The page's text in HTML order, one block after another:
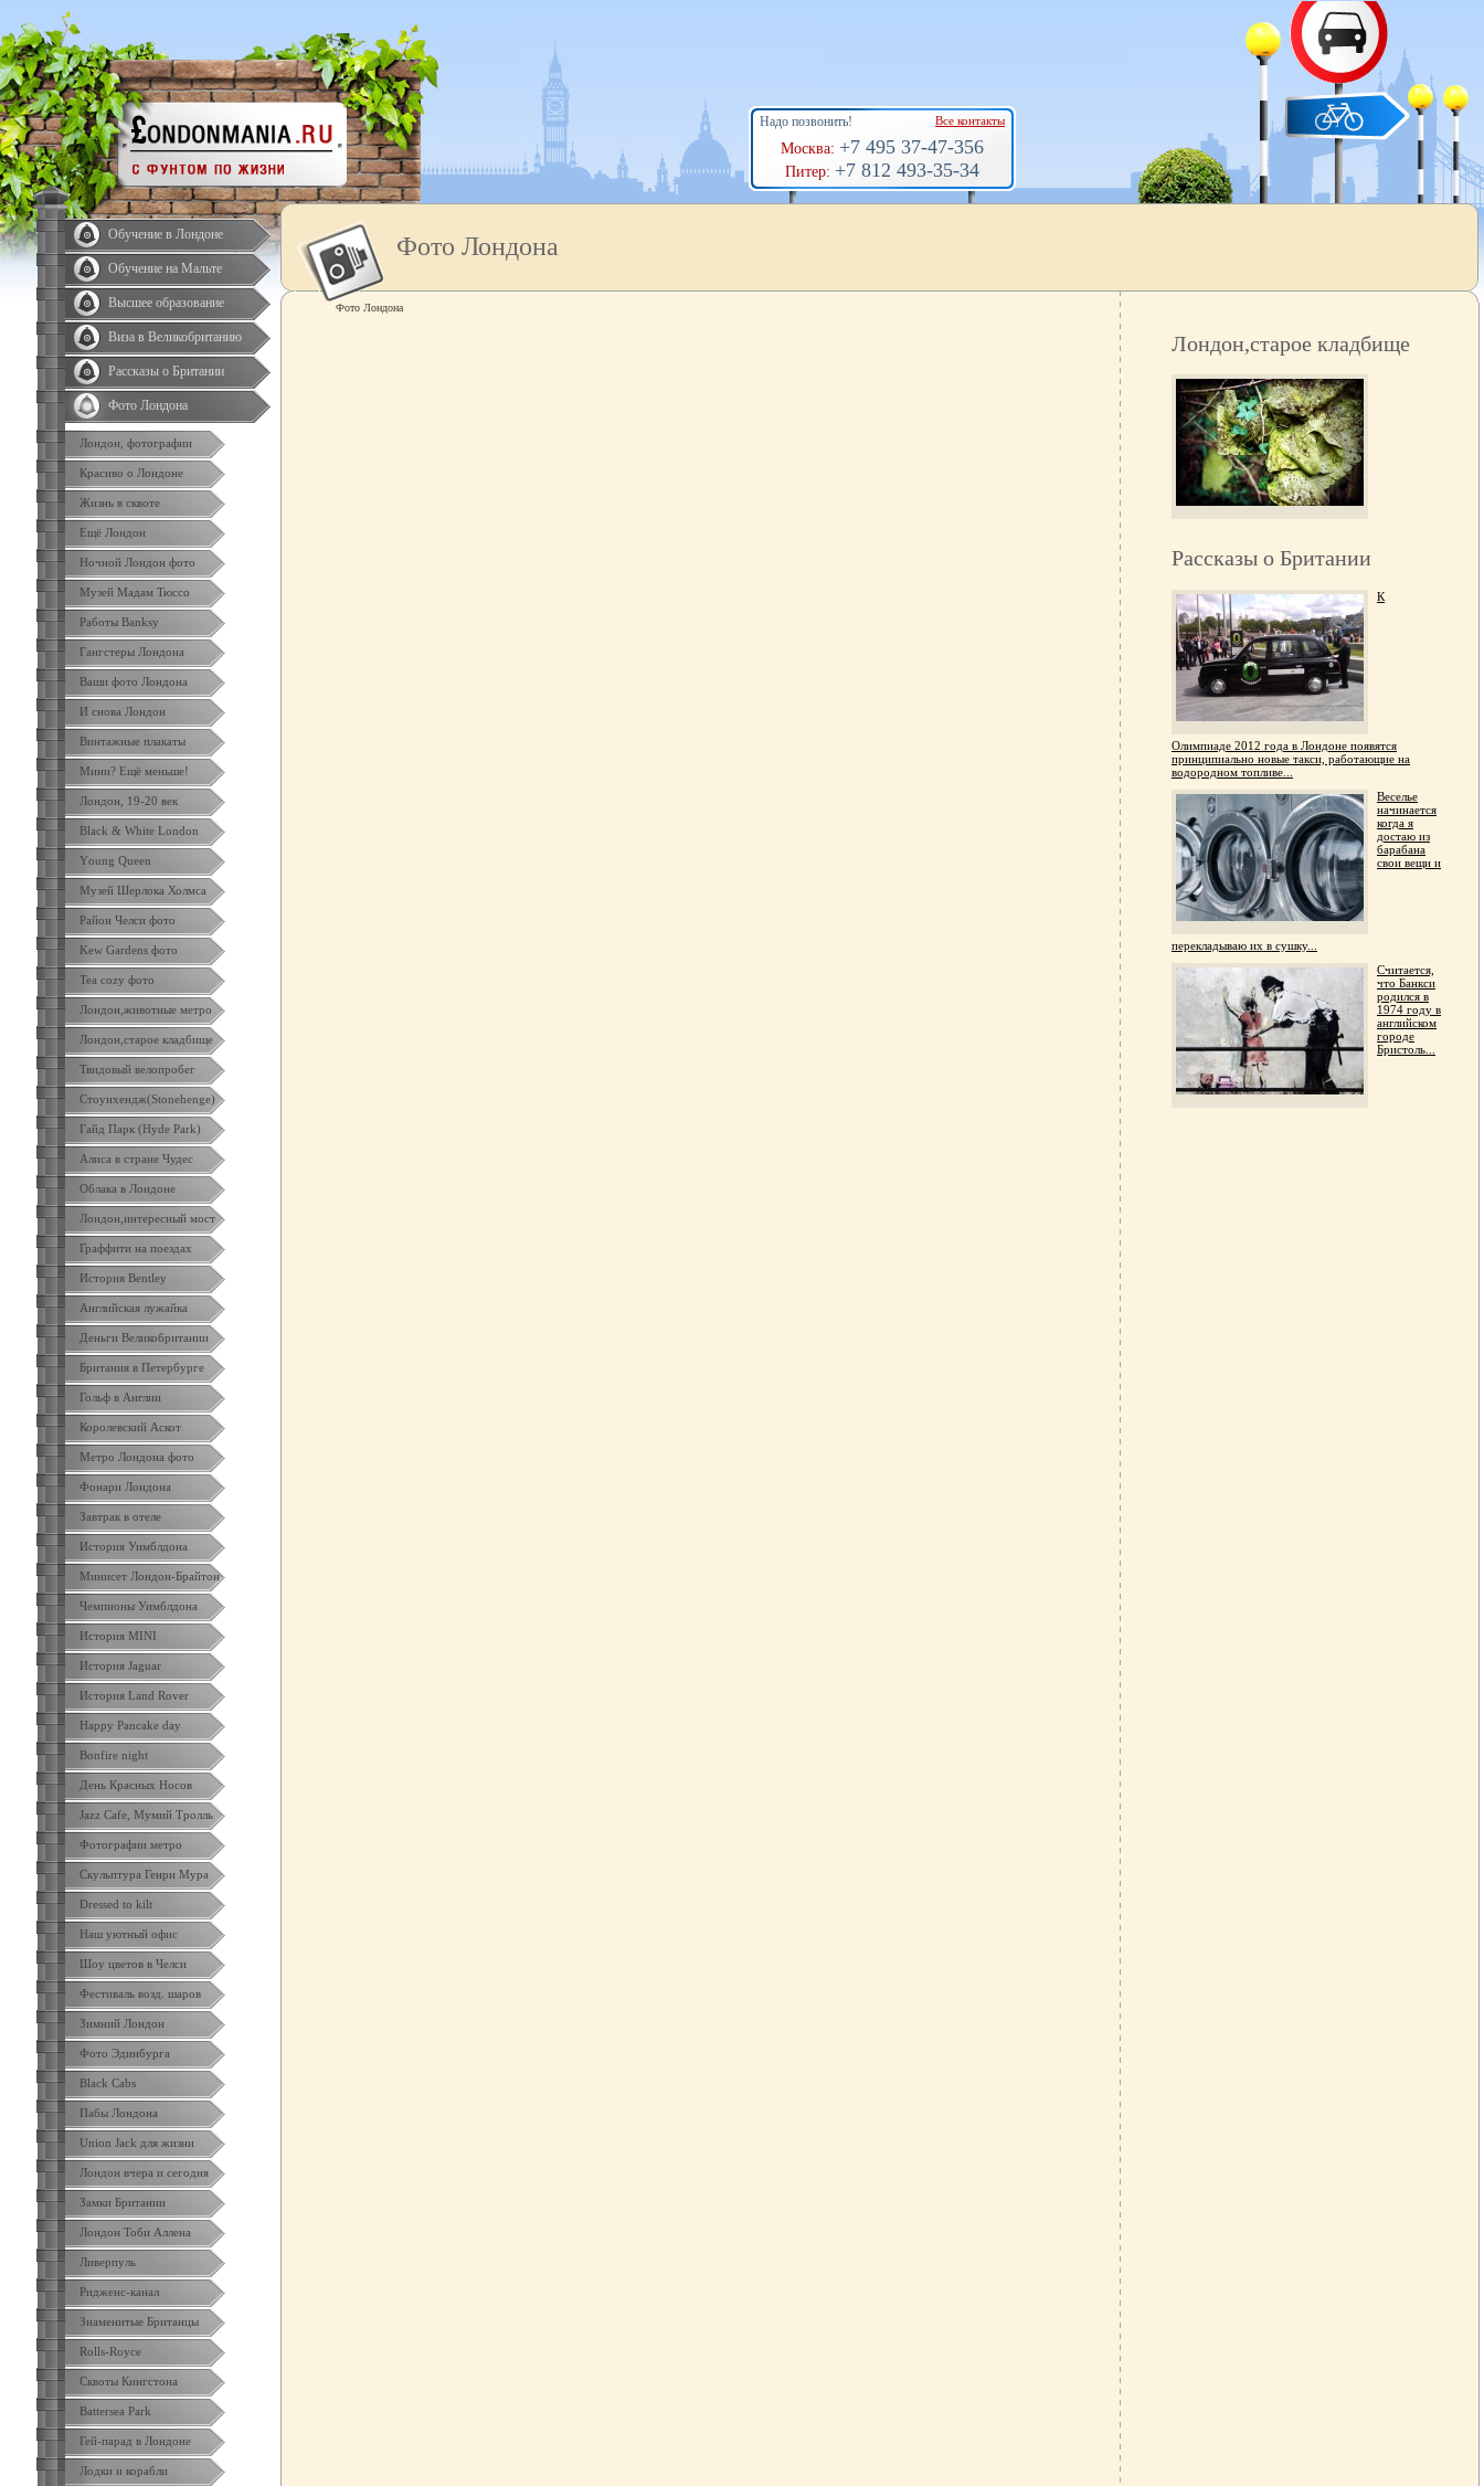
Обучение в Лондоне
Обучение на Мальте
Высшее образование
Виза в Великобританию
Рассказы о Британии
Фото Лондона
Лондон, фотографии
Красиво о Лондоне
Жизнь в сквоте
Ещё Лондон
Ночной Лондон фото
Музей Мадам Тюссо
Работы Banksy
Гангстеры Лондона
Ваши фото Лондона
И снова Лондон
Винтажные плакаты
Мини? Ещё меньше!
Лондон, 19-20 век
Black & White London
Yоung Queen
Музей Шерлока Холмса
Район Челси фото
Kew Gardens фото
Tea cozy фото
Лондон,животные метро
Лондон,старое кладбище
Твидовый велопробег
Стоунхендж(Stonehenge)
Гайд Парк (Hyde Park)
Алиса в стране Чудес
Облака в Лондоне
Лондон,интересный мост
Граффити на поездах
История Bentley
Английская лужайка
Деньги Великобритании
Британия в Петербурге
Гольф в Англии
Королевский Аскот
Метро Лондона фото
Фонари Лондона
Завтрак в отеле
История Уимблдона
Минисет Лондон-Брайтон
Чемпионы Уимблдона
История MINI
История Jaguar
История Land Rover
Happy Pancake day
Bonfire night
День Красных Носов
Jazz Cafe, Мумий Тролль
Фотографии метро
Скульптура Генри Мура
Dressed to kilt
Наш уютный офис
Шоу цветов в Челси
Фестиваль возд. шаров
Зимний Лондон
Фото Эдинбурга
Black Cabs
Пабы Лондона
Union Jack для жизни
Лондон вчера и сегодня
Замки Британии
Лондон Тоби Аллена
Ливерпуль
Ридженс-канал
Знаменитые Британцы
Rolls-Royce
Сквоты Кингстона
Battersea Park
Гей-парад в Лондоне
Лодки и корабли
Надо позвонить! Все контакты
Москва: +7 495 37-47-356
Питер: +7 812 493-35-34
Фото Лондона
Фото Лондона
Лондон,старое кладбище
Рассказы о Британии
К
Олимпиаде 2012 года в Лондоне появятся
принципиально новые такси, работающие на
водородном топливе...
Веселье
начинается
когда я
достаю из
барабана
свои вещи и
перекладываю их в сушку...
Считается,
что Банкси
родился в
1974 году в
английском
городе
Бристоль...